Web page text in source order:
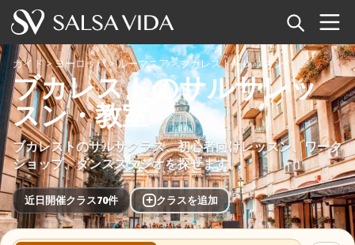
ホーム
イベント
ニュース
記事
動画
ガイド>ヨーロッパ>ルーマニア>ブカレスト>レッスン
ブカレストのサルサレッ
スン・教室
ブカレストのサルサクラス、初心者向けレッスン、ワーク
ショップ、ダンススタジオを探せます。
近日開催クラス70件 + クラスを追加